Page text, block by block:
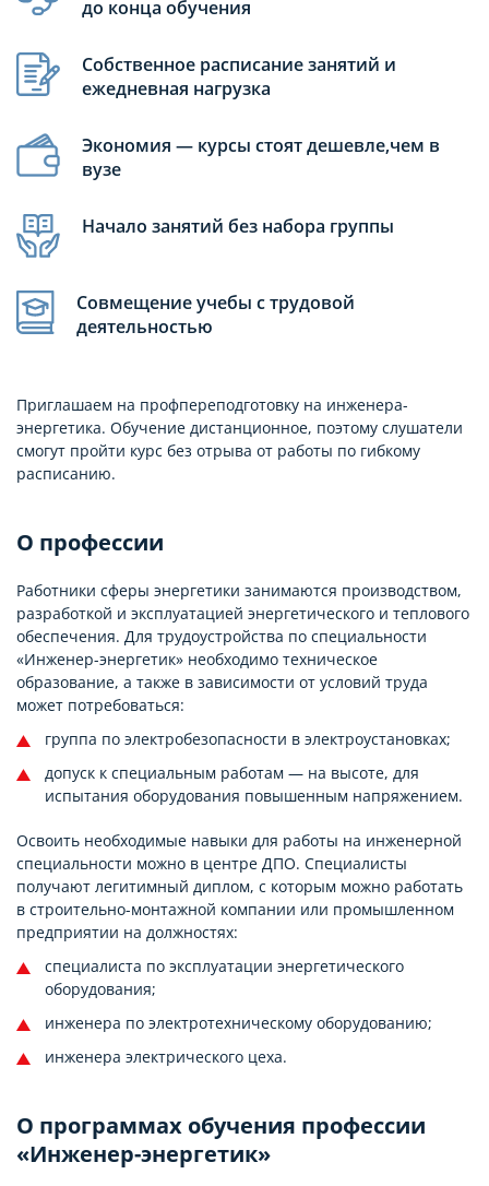
до конца обучения
Собственное расписание занятий и
ежедневная нагрузка
Экономия — курсы стоят дешевле,чем в
вузе
Начало занятий без набора группы
Совмещение учебы с трудовой
деятельностью
Приглашаем на профпереподготовку на инженера-
энергетика. Обучение дистанционное, поэтому слушатели
смогут пройти курс без отрыва от работы по гибкому
расписанию.
О профессии
Работники сферы энергетики занимаются производством,
разработкой и эксплуатацией энергетического и теплового
обеспечения. Для трудоустройства по специальности
«Инженер-энергетик» необходимо техническое
образование, а также в зависимости от условий труда
может потребоваться:
группа по электробезопасности в электроустановках;
допуск к специальным работам — на высоте, для
испытания оборудования повышенным напряжением.
Освоить необходимые навыки для работы на инженерной
специальности можно в центре ДПО. Специалисты
получают легитимный диплом, с которым можно работать
в строительно-монтажной компании или промышленном
предприятии на должностях:
специалиста по эксплуатации энергетического
оборудования;
инженера по электротехническому оборудованию;
инженера электрического цеха.
О программах обучения профессии
«Инженер-энергетик»